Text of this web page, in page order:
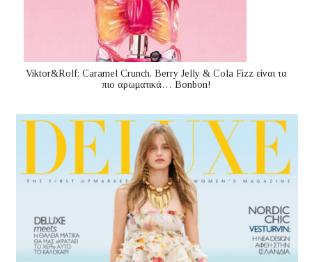
Viktor&Rolf: Caramel Crunch, Berry Jelly & Cola Fizz είναι τα
πιο αρωματικά… Bonbon!